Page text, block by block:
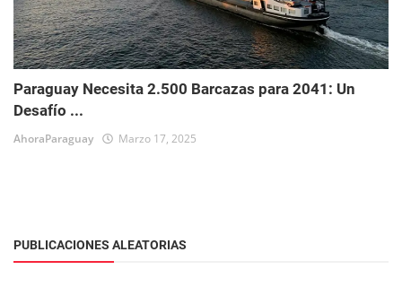
Paraguay Necesita 2.500 Barcazas para 2041: Un
Desafío ...
AhoraParaguay Marzo 17, 2025
PUBLICACIONES ALEATORIAS